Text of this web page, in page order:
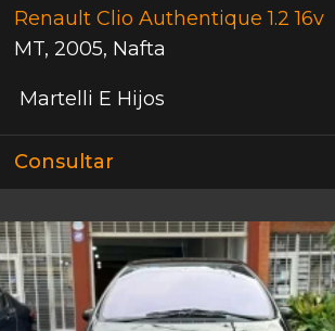
Renault Clio Authentique 1.2 16v
MT, 2005, Nafta
Martelli E Hijos
Consultar